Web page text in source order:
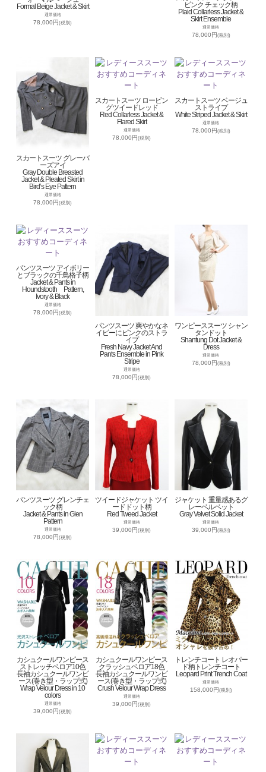
Formal Beige Jacket & Skirt
通常価格
78,000円(税別)
ピンク チェック柄
Plaid Collarless Jacket &
Skirt Ensemble
通常価格
78,000円(税別)
スカートスーツ グレーバ
ーズアイ
Gray Double Breasted
Jacket & Pleated Skirt in
Bird’s Eye Pattern
通常価格
78,000円(税別)
スカートスーツ ロービン
グツイードレッド
Red Collarless Jacket &
Flared Skirt
通常価格
78,000円(税別)
スカートスーツ ベージュ
ストライプ
White Striped Jacket & Skirt
通常価格
78,000円(税別)
パンツスーツ アイボリー
とブラックの千鳥格子柄
Jacket & Pants in
Houndstooth Pattern,
Ivory & Black
通常価格
78,000円(税別)
パンツスーツ 爽やかなネ
イビーにピンクのストラ
イプ
Fresh Navy Jacket And
Pants Ensemble in Pink
Stripe
通常価格
78,000円(税別)
ワンピーススーツ シャン
タンドット
Shantung Dot Jacket &
Dress
通常価格
78,000円(税別)
パンツスーツ グレンチェ
ック柄
Jacket & Pants in Glen
Pattern
通常価格
78,000円(税別)
ツイードジャケット ツイ
ードドット柄
Red Tweed Jacket
通常価格
39,000円(税別)
ジャケット 重量感あるグ
レーベルベット
Gray Velvet Solid Jacket
通常価格
39,000円(税別)
カシュクールワンピース
ストレッチベロア10色
長袖カシュクールワンピ
ース(巻き型・ラップ式)
Wrap Velour Dress in 10
colors
通常価格
39,000円(税別)
カシュクールワンピース
クラッシュベロア18色
長袖カシュクールワンピ
ース(巻き型・ラップ式)
Crush Velour Wrap Dress
通常価格
39,000円(税別)
トレンチコート レオパー
ド柄トレンチコート
Leopard Print Trench Coat
通常価格
158,000円(税別)